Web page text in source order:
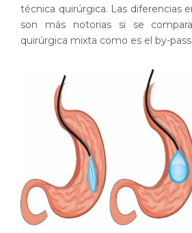
técnica quirúrgica. Las diferencias
son más notorias si se
quirúrgica mixta como es el by-